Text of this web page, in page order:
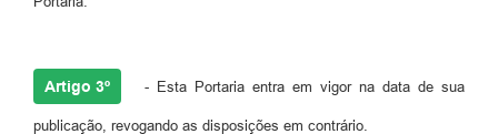
Artigo 3º - Esta Portaria entra em vigor na data de sua
publicação, revogando as disposições em contrário.